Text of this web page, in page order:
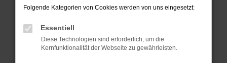
deine Suchmaschine?
Manche Erweiterungen, wie Werbeblocker,
können das Laden bestimmter Seiten
Folgende Kategorien von Cookies werden von uns eingesetzt:
Essentiell
Diese Technologien sind erforderlich, um die
Kernfunktionalität der Webseite zu gewährleisten.